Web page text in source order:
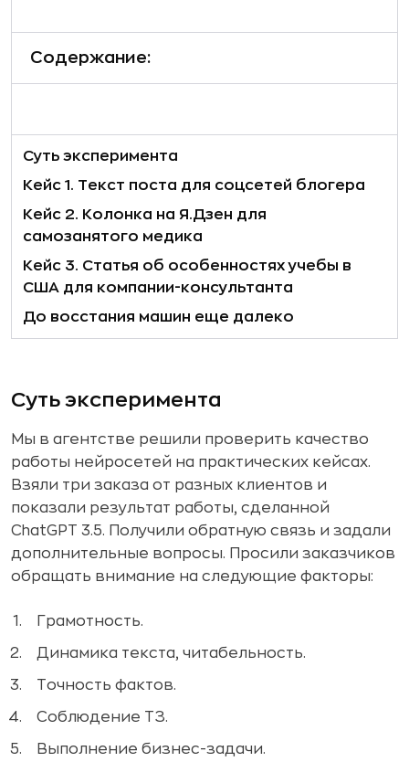
Содержание:
Суть эксперимента
Кейс 1. Текст поста для соцсетей блогера
Кейс 2. Колонка на Я.Дзен для
самозанятого медика
Кейс 3. Статья об особенностях учебы в
США для компании-консультанта
До восстания машин еще далеко
Суть эксперимента
Мы в агентстве решили проверить качество
работы нейросетей на практических кейсах.
Взяли три заказа от разных клиентов и
показали результат работы, сделанной
ChatGPT 3.5. Получили обратную связь и задали
дополнительные вопросы. Просили заказчиков
обращать внимание на следующие факторы:
Грамотность.
Динамика текста, читабельность.
Точность фактов.
Соблюдение ТЗ.
Выполнение бизнес-задачи.